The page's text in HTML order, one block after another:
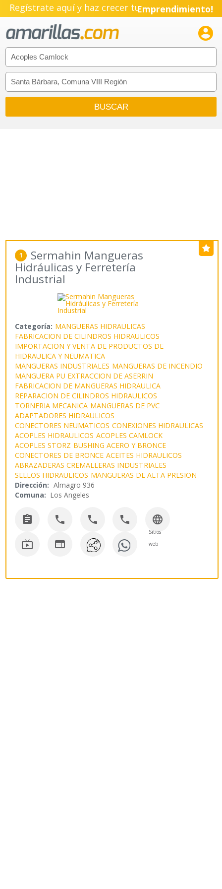
Regístrate aquí y haz crecer tuEmprendimiento!

1 Sermahin Mangueras
Hidráulicas y Ferretería
Industrial
Categoría: MANGUERAS HIDRAULICAS
FABRICACION DE CILINDROS HIDRAULICOS
IMPORTACION Y VENTA DE PRODUCTOS DE
HIDRAULICA Y NEUMATICA
MANGUERAS INDUSTRIALES MANGUERAS DE INCENDIO
MANGUERA PU EXTRACCION DE ASERRIN
FABRICACION DE MANGUERAS HIDRAULICA
REPARACION DE CILINDROS HIDRAULICOS
TORNERIA MECANICA MANGUERAS DE PVC
ADAPTADORES HIDRAULICOS
CONECTORES NEUMATICOS CONEXIONES HIDRAULICAS
ACOPLES HIDRAULICOS ACOPLES CAMLOCK
ACOPLES STORZ BUSHING ACERO Y BRONCE
CONECTORES DE BRONCE ACEITES HIDRAULICOS
ABRAZADERAS CREMALLERAS INDUSTRIALES
SELLOS HIDRAULICOS MANGUERAS DE ALTA PRESION
Dirección: Almagro 936
Comuna: Los Angeles
    
Sitios
web
 